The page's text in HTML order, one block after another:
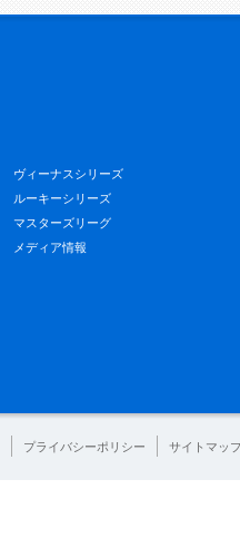
ヴィーナスシリーズ
ルーキーシリーズ
マスターズリーグ
メディア情報
プライバシーポリシー サイトマッ